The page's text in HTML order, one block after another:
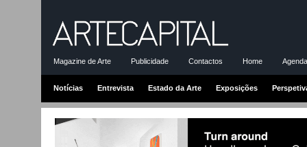
Magazine de Arte Publicidade Contactos Home
Notícias Entrevista Estado da Arte Exposições